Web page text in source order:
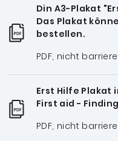
Din A3-Plakat
Das Plakat
bestellen.
PDF, nicht
Erst Hilfe Plakat
First aid -
PDF, nicht